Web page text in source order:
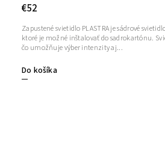
€52
Do košíka
Zapustené svietidlo PLASTRA je sádrové
ktoré je možné inštalovať do sadrokartónu.
čo umožňuje výber intenzity aj...